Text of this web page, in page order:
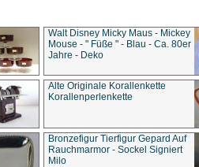
Walt Disney Micky Maus - Mickey
Mouse - " Füße " - Blau - Ca. 80er
Jahre - Deko
Alte Originale Korallenkette
Korallenperlenkette
Bronzefigur Tierfigur Gepard Auf
Rauchmarmor - Sockel Signiert
Milo